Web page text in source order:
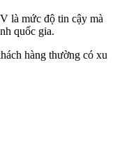
là mức độ tin cậy mà
quốc gia.
hàng thường có xu